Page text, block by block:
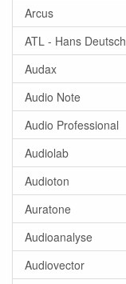
Arcus
ATL - Hans Deutsch
Audax
Audio Note
Audio Professional
Audiolab
Audioton
Auratone
Audioanalyse
Audiovector